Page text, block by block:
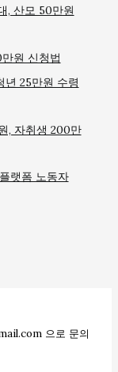
, 산모 50만원
원 신청법
년 25만원 수령
, 자취생 200만
랫폼 노동자
으로 문의